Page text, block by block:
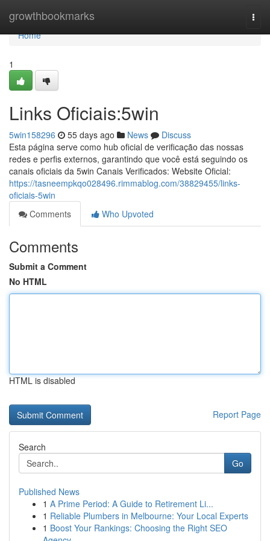
growthbookmarks
Home
Home
1
Links Oficiais:5win
5win158296 55 days ago News
Discuss
Esta página serve como hub oficial de verificação das nossas
redes e perfis externos, garantindo que você está seguindo os
canais oficiais da 5win Canais Verificados: Website Oficial:
https://tasneempkqo028496.rimmablog.com/38829455/links-
oficiais-5win
Comments
Who Upvoted
Comments
Submit a Comment
No HTML
HTML is disabled
Report Page
Search
Go
Published News
1 A Prime Period: A Guide to Retirement Li...
1 Reliable Plumbers in Melbourne: Your Local Experts
1 Boost Your Rankings: Choosing the Right SEO